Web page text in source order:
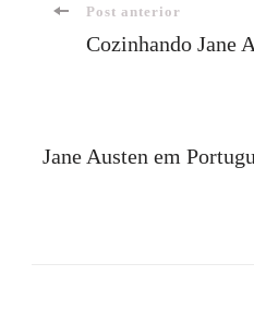
post
Post anterior
Cozinhando Jane
Jane Austen em